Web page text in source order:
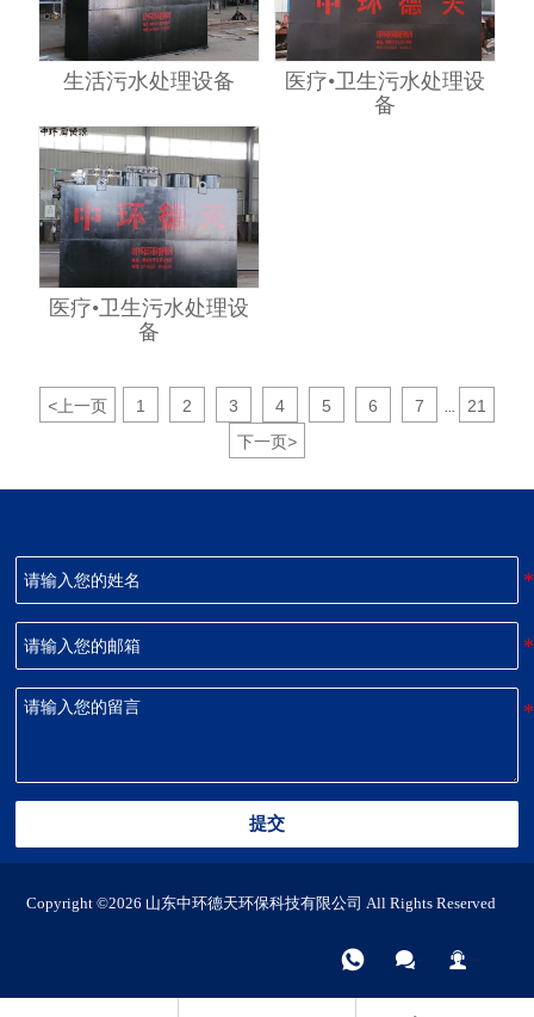
生活污水处理设备
医疗•卫生污水处理设
备
医疗•卫生污水处理设
备
<上一页 1 2 3 4 5 6 7 ...
21
下一页>
提交
Copyright ©2026 山东中环德天环保科技有限公司 All Rights Reserved
  